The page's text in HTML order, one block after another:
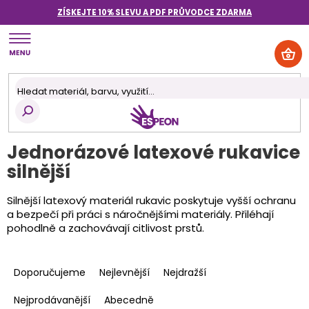
obsah
ZÍSKEJTE 10% SLEVU A PDF PRŮVODCE ZDARMA
Jednorázové latexové rukavice
silnější
Silnější latexový materiál rukavic poskytuje vyšší ochranu
a bezpečí při práci s náročnějšími materiály. Přiléhají
pohodlně a zachovávají citlivost prstů.
a
e
Doporučujeme Nejlevnější
Nejdražší
Nejprodávanější
Abecedně